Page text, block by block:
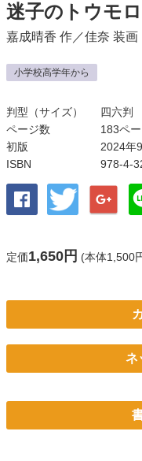
迷子のトウモ
嘉成晴香 作／佳奈 装画
小学校高学年から
判型（サイズ）
四六判
ページ数
183ペ
初版
2024年
ISBN
978-4-
定価1,650円 (本体1,500
ネ